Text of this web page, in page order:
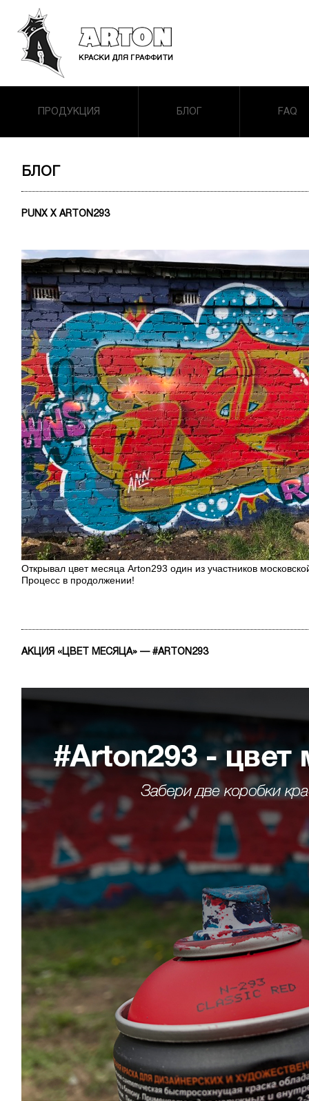
ПРОДУКЦИЯ БЛОГ FAQ
БЛОГ
PUNX X ARTON293
Открывал цвет месяца Arton293 один из участников
Процесс в продолжении!
АКЦИЯ «ЦВЕТ МЕСЯЦА» — #ARTON293